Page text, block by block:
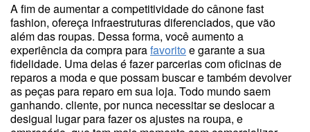
A fim de aumentar a competitividade do cânone fast
fashion, ofereça infraestruturas diferenciados, que vão
além das roupas. Dessa forma, você aumento a
experiência da compra parafavoritoe garante a sua
fidelidade. Uma delas é fazer parcerias com oficinas de
reparos a moda e que possam buscar e também devolver
as peças para reparo em sua loja. Todo mundo saem
ganhando. cliente, por nunca necessitar se deslocar a
desigual lugar para fazer os ajustes na roupa, e